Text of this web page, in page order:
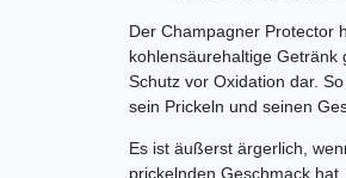
Der Champagner Protector
kohlensäurehaltige Getränk
Schutz vor Oxidation dar.
sein Prickeln und seinen
Es ist äußerst ärgerlich,
prickelnden Geschmack